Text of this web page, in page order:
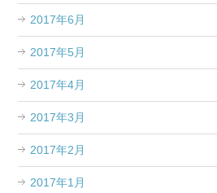
2017年6月
2017年5月
2017年4月
2017年3月
2017年2月
2017年1月